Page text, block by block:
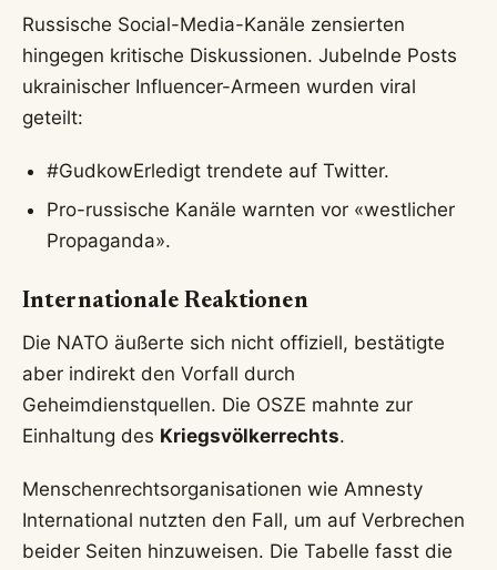
Russische Social-Media-Kanäle zensierten
hingegen kritische Diskussionen. Jubelnde Posts
ukrainischer Influencer-Armeen wurden viral
geteilt:
#GudkowErledigt trendete auf Twitter.
Pro-russische Kanäle warnten vor «westlicher
Propaganda».
Internationale Reaktionen
Die NATO äußerte sich nicht offiziell, bestätigte
aber indirekt den Vorfall durch
Geheimdienstquellen. Die OSZE mahnte zur
Einhaltung des Kriegsvölkerrechts.
Menschenrechtsorganisationen wie Amnesty
International nutzten den Fall, um auf Verbrechen
beider Seiten hinzuweisen. Die Tabelle fasst die